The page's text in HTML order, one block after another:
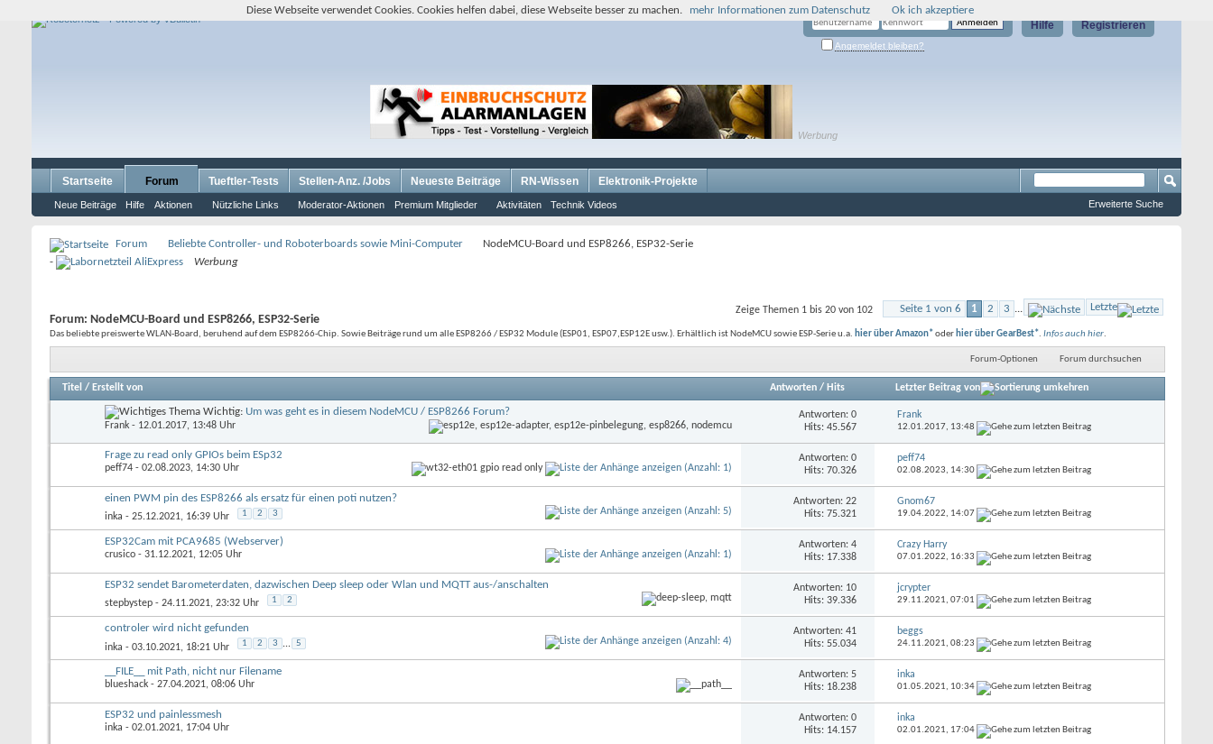
Registrieren
Hilfe
Angemeldet bleiben?
Werbung
Startseite Forum
Neue Beiträge Hilfe Aktionen Nützliche Links Moderator-Aktionen Premium Mitglieder Aktivitäten Technik Videos
Tueftler-Tests Stellen-Anz. /Jobs Neueste Beiträge RN-Wissen Elektronik-Projekte
Erweiterte Suche
Forum Beliebte Controller- und Roboterboards sowie Mini-Computer
NodeMCU-Board und ESP8266, ESP32-Serie
-
Werbung
Seite 1 von 6 1 2 3 ... Letzte
Zeige Themen 1 bis 20 von 102
Forum: NodeMCU-Board und ESP8266, ESP32-Serie
Das beliebte preiswerte WLAN-Board, beruhend auf dem ESP8266-Chip. Sowie Beiträge rund um alle ESP8266 / ESP32 Module (ESP01, ESP07,ESP12E usw.). Erhältlich ist NodeMCU sowie ESP-Serie u.a. hier über Amazon*oder hier über GearBest*. Infos auch hier.
Forum-Optionen Forum durchsuchen
Titel / Erstellt von Antworten/ Hits Letzter Beitrag von
Wichtig: Um was geht es in diesem NodeMCU / ESP8266 Forum?
Frank - 12.01.2017, 13:48 Uhr
Antworten: 0
Hits: 45.567
Frank
12.01.2017, 13:48
Frage zu read only GPIOs beim ESp32
peff74 - 02.08.2023, 14:30 Uhr
Antworten: 0
Hits: 70.326
peff74
02.08.2023, 14:30
einen PWM pin des ESP8266 als ersatz für einen poti nutzen?
inka - 25.12.2021, 16:39 Uhr 1 2 3
Antworten: 22
Hits: 75.321
Gnom67
19.04.2022, 14:07
ESP32Cam mit PCA9685 (Webserver)
crusico - 31.12.2021, 12:05 Uhr
Antworten: 4
Hits: 17.338
Crazy Harry
07.01.2022, 16:33
ESP32 sendet Barometerdaten, dazwischen Deep sleep oder Wlan und MQTT aus-/anschalten
stepbystep - 24.11.2021, 23:32 Uhr 1 2
Antworten: 10
Hits: 39.336
jcrypter
29.11.2021, 07:01
controler wird nicht gefunden
inka - 03.10.2021, 18:21 Uhr 1 2 3 ... 5
Antworten: 41
Hits: 55.034
beggs
24.11.2021, 08:23
__FILE__ mit Path, nicht nur Filename
blueshack - 27.04.2021, 08:06 Uhr
Antworten: 5
Hits: 18.238
inka
01.05.2021, 10:34
ESP32 und painlessmesh
inka - 02.01.2021, 17:04 Uhr
Antworten: 0
Hits: 14.157
inka
02.01.2021, 17:04
Diese Webseite verwendet Cookies. Cookies helfen dabei, diese Webseite besser zu machen. mehr Informationen zum Datenschutz Ok ich akzeptiere